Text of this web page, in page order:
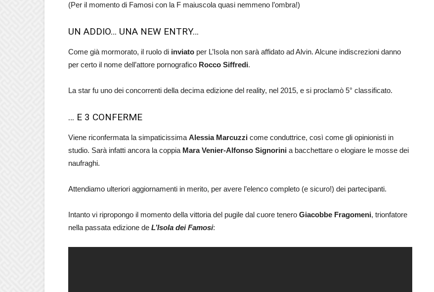
(Per il momento di Famosi con la F maiuscola quasi nemmeno l’ombra!)
UN ADDIO… UNA NEW ENTRY…
Come già mormorato, il ruolo di inviato per L’Isola non sarà affidato ad Alvin. Alcune indiscrezioni danno
per certo il nome dell’attore pornografico Rocco Siffredi.
La star fu uno dei concorrenti della decima edizione del reality, nel 2015, e si proclamò 5° classificato.
… E 3 CONFERME
Viene riconfermata la simpaticissima Alessia Marcuzzi come conduttrice, così come gli opinionisti in
studio. Sarà infatti ancora la coppia Mara Venier-Alfonso Signorini a bacchettare o elogiare le mosse dei
naufraghi.
Attendiamo ulteriori aggiornamenti in merito, per avere l’elenco completo (e sicuro!) dei partecipanti.
Intanto vi ripropongo il momento della vittoria del pugile dal cuore tenero Giacobbe Fragomeni, trionfatore
nella passata edizione de L’Isola dei Famosi: